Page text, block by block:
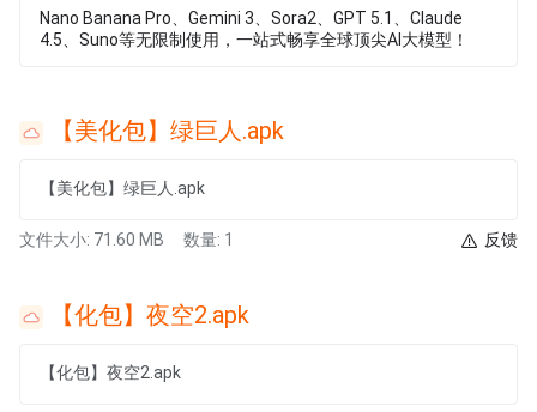
Nano Banana Pro、Gemini 3、Sora2、GPT 5.1、Claude
4.5、Suno等无限制使用，一站式畅享全球顶尖AI大模型！
【美化包】绿巨人.apk
【美化包】绿巨人.apk
文件大小: 71.60 MB 数量: 1 反馈
【化包】夜空2.apk
【化包】夜空2.apk